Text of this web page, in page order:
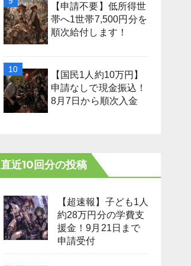
【申請不要】低所得世
帯へ1世帯7,500円分を
順次給付します！
【国民1人約10万円】
申請なしで現金振込！
8月7日から順次入金
直近10回分の投稿
【超速報】子ども1人
約28万円分の学費支
援金！9月21日まで
申請受付